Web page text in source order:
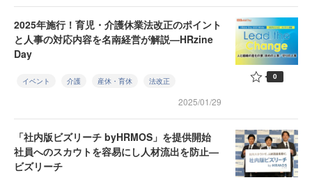
2025年施行！育児・介護休業法改正のポイント
と人事の対応内容を名南経営が解説—HRzine
Day
イベント 介護 産休・育休 法改正
2025/01/29
0
「社内版ビズリーチ byHRMOS」を提供開始
社員へのスカウトを容易にし人材流出を防止—
ビズリーチ